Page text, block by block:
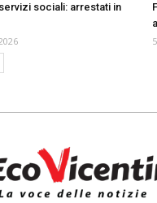
sociali: arrestati in